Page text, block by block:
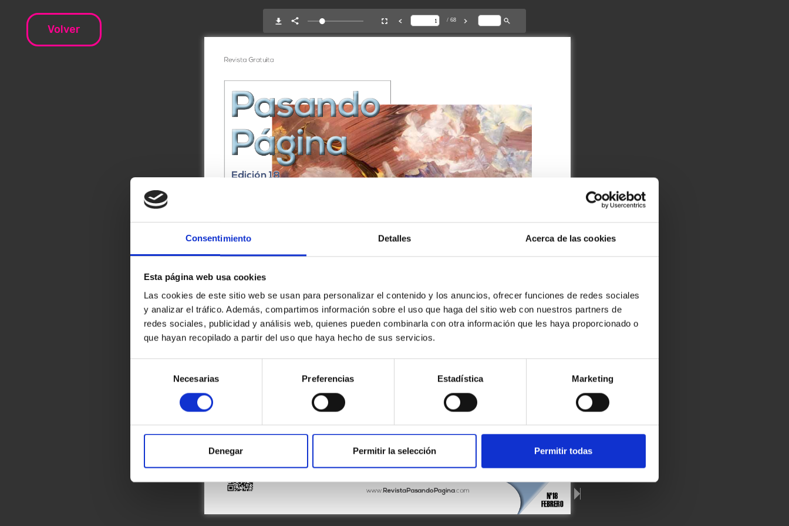
Consentimiento Detalles Acerca de las cookies
Esta página web usa cookies
Las cookies de este sitio web se usan para personalizar el contenido y los anuncios, ofrecer funciones de redes sociales
y analizar el tráfico. Además, compartimos información sobre el uso que haga del sitio web con nuestros partners de
redes sociales, publicidad y análisis web, quienes pueden combinarla con otra información que les haya proporcionado o
que hayan recopilado a partir del uso que haya hecho de sus servicios.
consentimiento
Necesarias Preferencias Estadística Marketing
Denegar Permitir la selección Permitir todas
Volver